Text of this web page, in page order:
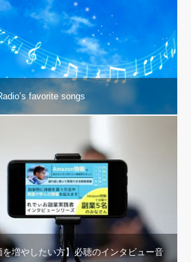
favorite songs
を増やしたい方】必聴のインタビュー音